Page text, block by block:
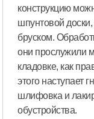
конструкцию
шпунтовой доски,
бруском.
они прослужили
кладовке, как
этого наступает
шлифовка и
обустройства.